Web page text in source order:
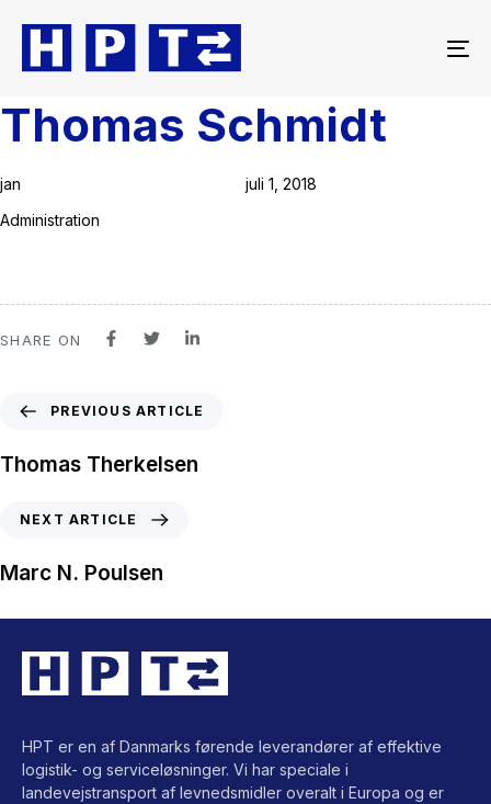
Thomas Schmidt
Author
jan
Published
on:
juli 1, 2018
Published
in:
Administration
SHARE ON
PREVIOUS ARTICLE
Thomas Therkelsen
NEXT ARTICLE
Marc N. Poulsen
HPT er en af Danmarks førende leverandører af effektive
logistik- og serviceløsninger. Vi har speciale i
landevejstransport af levnedsmidler overalt i Europa og er